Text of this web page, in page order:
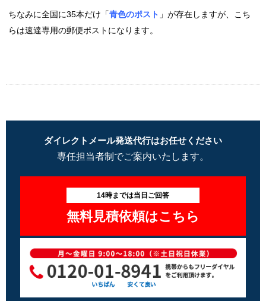
ちなみに全国に35本だけ「青色のポスト 」が存在しますが、こち
らは速達専用の郵便ポストになります。
ダイレクトメール発送代行はお任せください
専任担当者制でご案内いたします。
14時までは当日ご回答
無料見積依頼はこちら